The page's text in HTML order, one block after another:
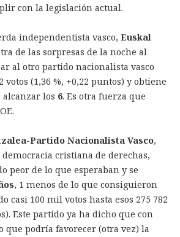
con la legislación actual.
independentista vasco, Euskal
de las sorpresas de la noche al
al otro partido nacionalista vasco
votos (1,36 %, +0,22 puntos) y obtiene
los 6. Es otra fuerza que
Partido Nacionalista Vasco,
cristiana de derechas,
peor de lo que esperaban y se
, 1 menos de lo que consiguieron
casi 100 mil votos hasta esos 275 782
Este partido ya ha dicho que con
que podría favorecer (otra vez) la